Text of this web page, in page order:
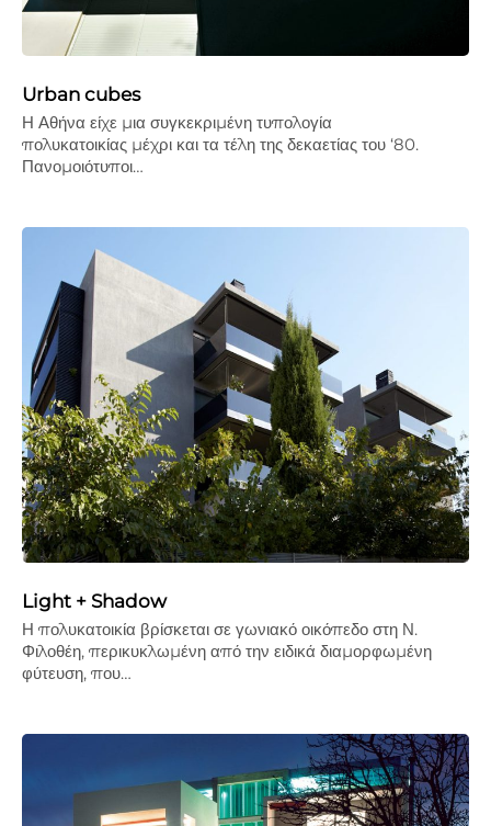
Urban cubes
Η Αθήνα είχε µια συγκεκριµένη τυπολογία
πολυκατοικίας µέχρι και τα τέλη της δεκαετίας του ‘80.
Πανοµοιότυποι…
Light + Shadow
Η πολυκατοικία βρίσκεται σε γωνιακό οικόπεδο στη Ν.
Φιλοθέη, περικυκλωµένη από την ειδικά διαµορφωµένη
φύτευση, που…